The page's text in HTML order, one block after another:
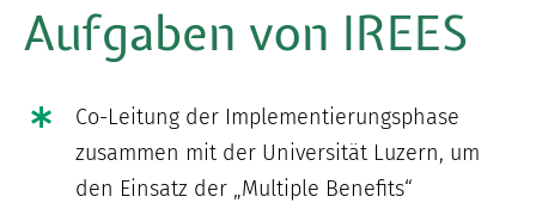
Aufgaben von IREES
Co-Leitung der Implementierungsphase
zusammen mit der Universität Luzern, um
den Einsatz der „Multiple Benefits“